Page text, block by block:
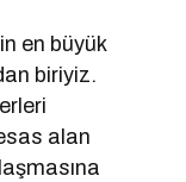
en büyük
biriyiz.
alan